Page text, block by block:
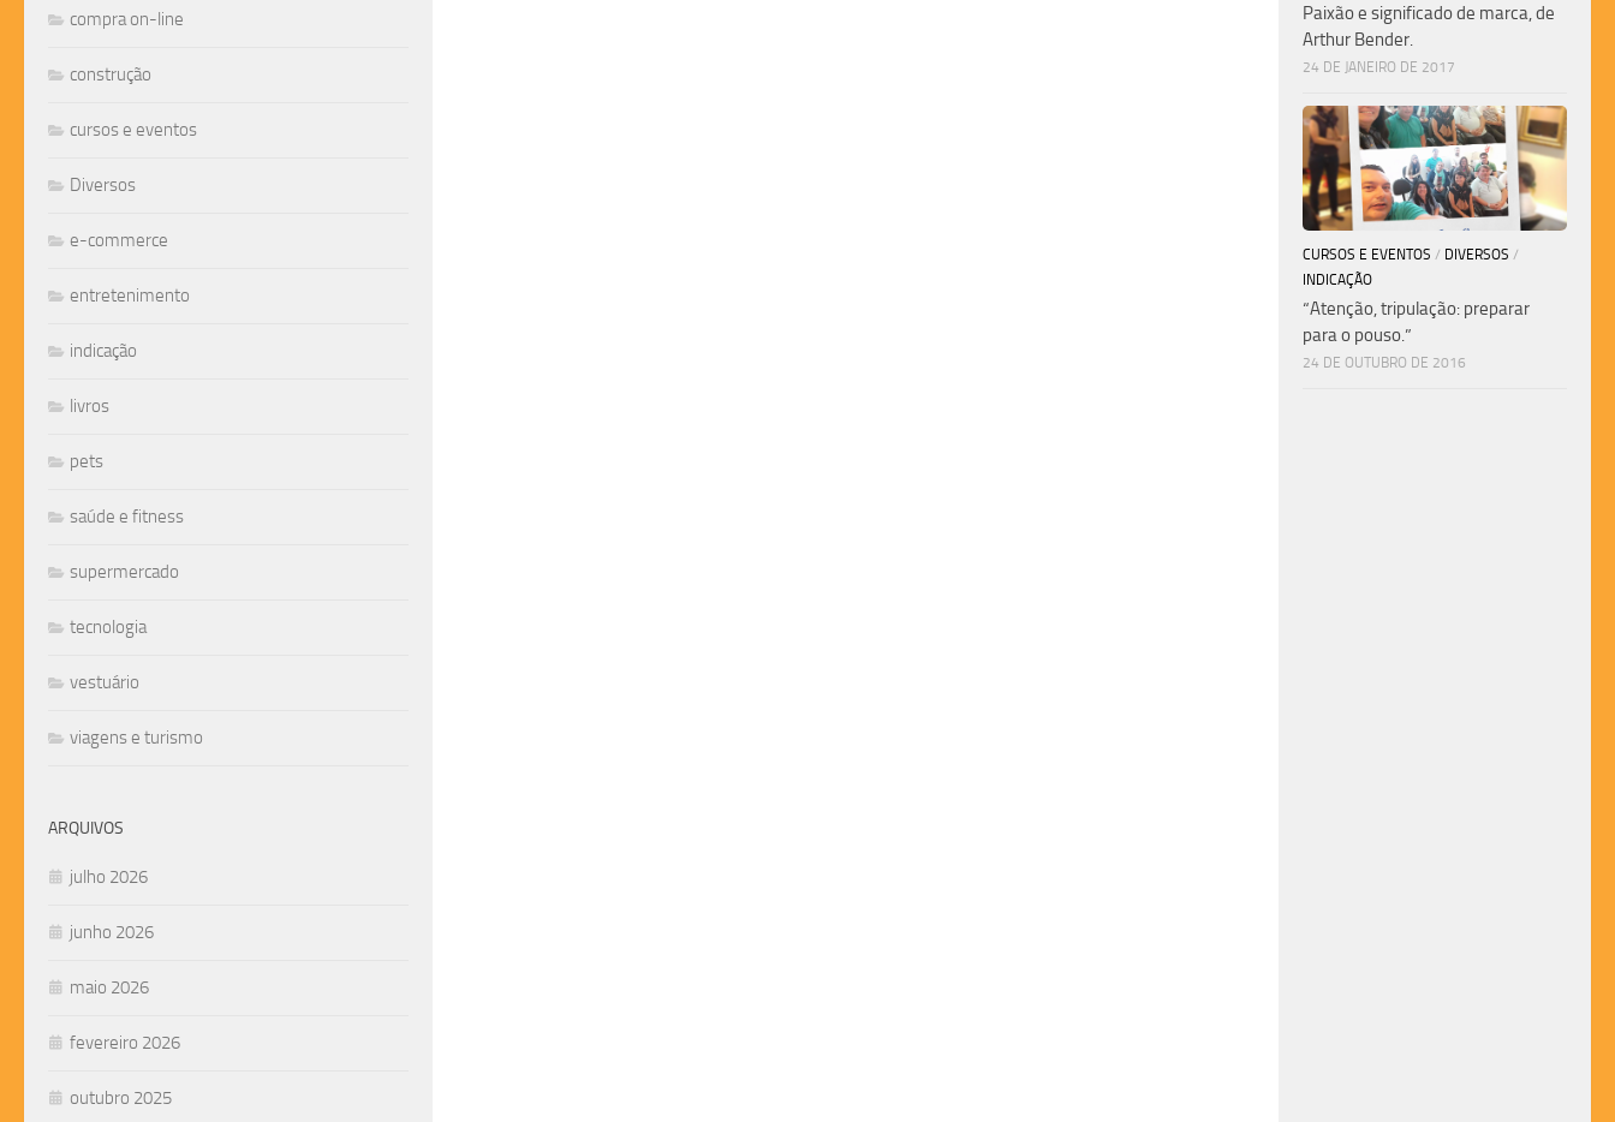
compra on-line
construção
cursos e eventos
Diversos
e-commerce
entretenimento
indicação
livros
pets
saúde e fitness
supermercado
tecnologia
vestuário
viagens e turismo
ARQUIVOS
julho 2026
junho 2026
maio 2026
fevereiro 2026
outubro 2025
Paixão e significado de marca, de
Arthur Bender.
24 DE JANEIRO DE 2017
CURSOS E EVENTOS / DIVERSOS /
INDICAÇÃO
“Atenção, tripulação: preparar
para o pouso.”
24 DE OUTUBRO DE 2016